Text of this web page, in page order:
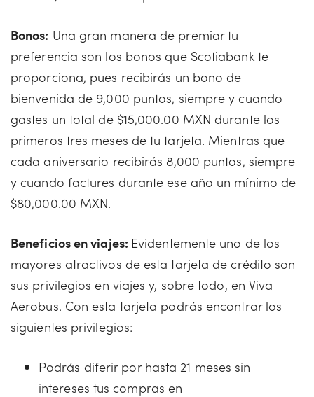
Bonos: Una gran manera de premiar tu
preferencia son los bonos que Scotiabank te
proporciona, pues recibirás un bono de
bienvenida de 9,000 puntos, siempre y cuando
gastes un total de $15,000.00 MXN durante los
primeros tres meses de tu tarjeta. Mientras que
cada aniversario recibirás 8,000 puntos, siempre
y cuando factures durante ese año un mínimo de
$80,000.00 MXN.
Beneficios en viajes: Evidentemente uno de los
mayores atractivos de esta tarjeta de crédito son
sus privilegios en viajes y, sobre todo, en Viva
Aerobus. Con esta tarjeta podrás encontrar los
siguientes privilegios:
Podrás diferir por hasta 21 meses sin
intereses tus compras en